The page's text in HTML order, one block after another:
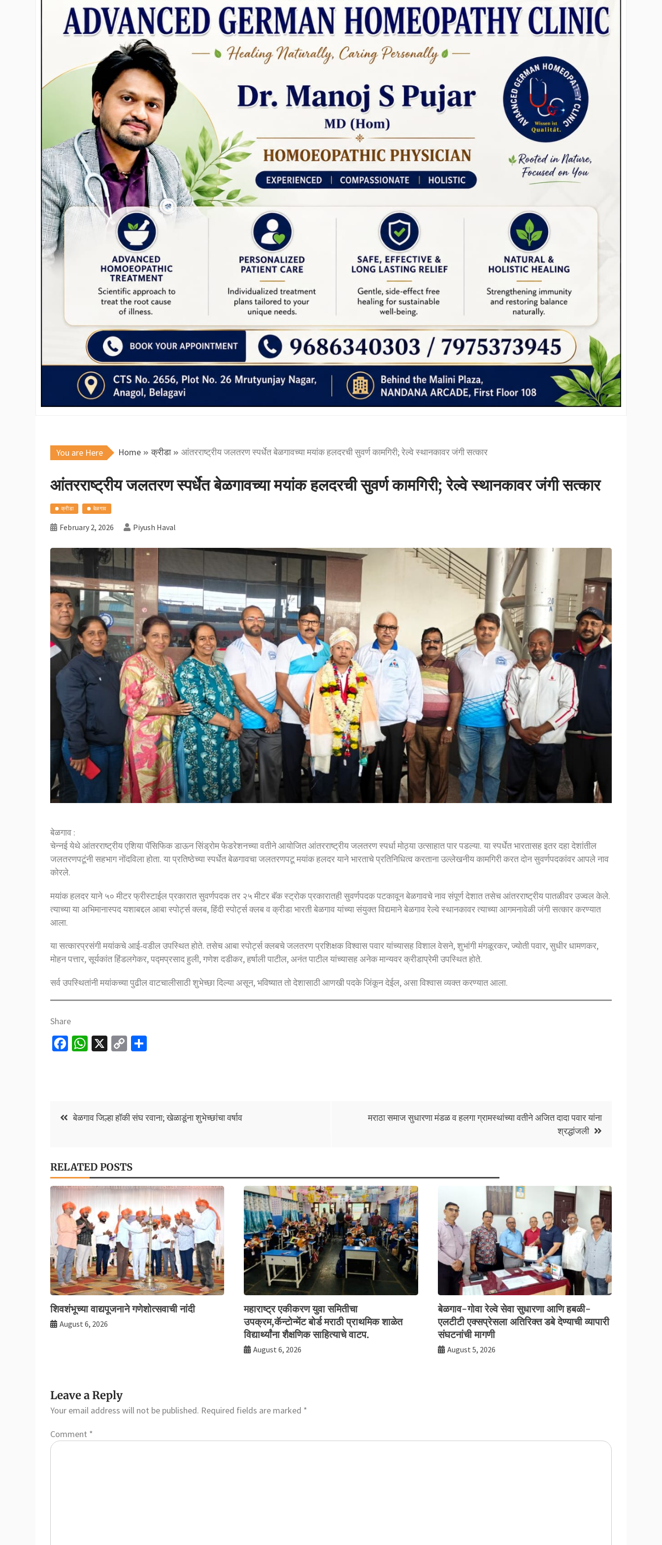
You are Here Home क्रीडा आंतरराष्ट्रीय जलतरण स्पर्धेत बेळगावच्या मयांक हलदरची सुवर्ण कामगिरी; रेल्वे स्थानकावर जंगी सत्कार
आंतरराष्ट्रीय जलतरण स्पर्धेत बेळगावच्या मयांक हलदरची सुवर्ण कामगिरी; रेल्वे स्थानकावर जंगी सत्कार
क्रीडा बेळगाव
February 2, 2026 Piyush Haval
बेळगाव :
चेन्नई येथे आंतरराष्ट्रीय एशिया पॅसिफिक डाऊन सिंड्रोम फेडरेशनच्या वतीने आयोजित आंतरराष्ट्रीय जलतरण स्पर्धा मोठ्या उत्साहात पार पडल्या. या स्पर्धेत भारतासह इतर दहा देशांतील
जलतरणपटूंनी सहभाग नोंदविला होता. या प्रतिष्ठेच्या स्पर्धेत बेळगावचा जलतरणपटू मयांक हलदर याने भारताचे प्रतिनिधित्व करताना उल्लेखनीय कामगिरी करत दोन सुवर्णपदकांवर आपले नाव
कोरले.
मयांक हलदर याने ५० मीटर फ्रीस्टाईल प्रकारात सुवर्णपदक तर २५ मीटर बॅक स्ट्रोक प्रकारातही सुवर्णपदक पटकावून बेळगावचे नाव संपूर्ण देशात तसेच आंतरराष्ट्रीय पातळीवर उज्वल केले.
त्याच्या या अभिमानास्पद यशाबद्दल आबा स्पोर्ट्स क्लब, हिंदी स्पोर्ट्स क्लब व क्रीडा भारती बेळगाव यांच्या संयुक्त विद्यमाने बेळगाव रेल्वे स्थानकावर त्याच्या आगमनावेळी जंगी सत्कार करण्यात
आला.
या सत्कारप्रसंगी मयांकचे आई-वडील उपस्थित होते. तसेच आबा स्पोर्ट्स क्लबचे जलतरण प्रशिक्षक विश्वास पवार यांच्यासह विशाल वेसने, शुभांगी मंगळूरकर, ज्योती पवार, सुधीर धामणकर,
मोहन पत्तार, सूर्यकांत हिंडलगेकर, पद्मप्रसाद हुली, गणेश दडीकर, हर्षाली पाटील, अनंत पाटील यांच्यासह अनेक मान्यवर क्रीडाप्रेमी उपस्थित होते.
सर्व उपस्थितांनी मयांकच्या पुढील वाटचालीसाठी शुभेच्छा दिल्या असून, भविष्यात तो देशासाठी आणखी पदके जिंकून देईल, असा विश्वास व्यक्त करण्यात आला.
Share
Fa
k
W
p
X
C
n
Postबेळगाव जिल्हा हॉकी संघ रवाना; खेळाडूंना शुभेच्छांचा वर्षाव
मराठा समाज सुधारणा मंडळ व हलगा ग्रामस्थांच्या वतीने अजित दादा पवार यांना
श्रद्धांजली
RELATED POSTS
शिवशंभूच्या वाद्यपूजनाने गणेशोत्सवाची नांदी
August 6, 2026
महाराष्ट्र एकीकरण युवा समितीचा
उपक्रम,कॅन्टोन्मेंट बोर्ड मराठी प्राथमिक शाळेत
विद्यार्थ्यांना शैक्षणिक साहित्याचे वाटप.
August 6, 2026
बेळगाव-गोवा रेल्वे सेवा सुधारणा आणि हबळी-
एलटीटी एक्सप्रेसला अतिरिक्त डबे देण्याची व्यापारी
संघटनांची मागणी
August 5, 2026
Leave a Reply
Your email address will not be published. Required fields are marked *
Comment *